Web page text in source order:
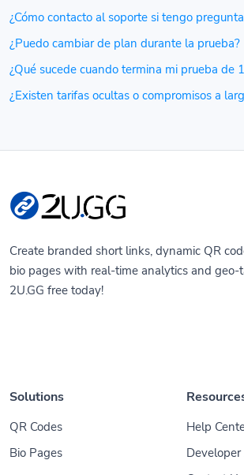
¿Cómo contacto al soporte si tengo
¿Puedo cambiar de plan durante la prueba?
¿Qué sucede cuando termina mi prueba de
¿Existen tarifas ocultas o compromisos a
Create branded short links, dynamic QR
bio pages with real-time analytics and geo-
2U.GG free today!
Solutions
QR Codes
Bio Pages
Help
Developer